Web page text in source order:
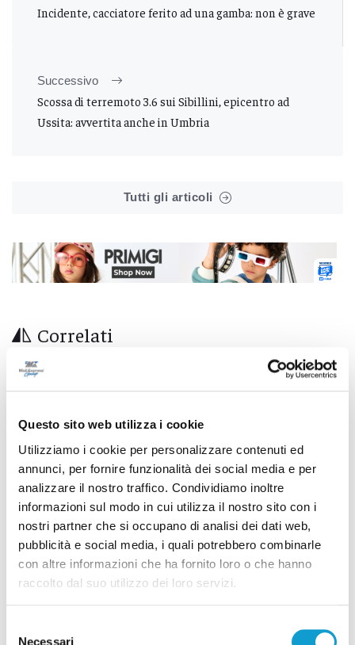
Questo sito web utilizza i cookie
Utilizziamo i cookie per personalizzare contenuti ed
annunci, per fornire funzionalità dei social media e per
analizzare il nostro traffico. Condividiamo inoltre
informazioni sul modo in cui utilizza il nostro sito con i
nostri partner che si occupano di analisi dei dati web,
pubblicità e social media, i quali potrebbero combinarle
con altre informazioni che ha fornito loro o che hanno
raccolto dal suo utilizzo dei loro servizi.
Necessari
Incidente, cacciatore ferito ad una gamba: non è grave
Successivo
Scossa di terremoto 3.6 sui Sibillini, epicentro ad
Ussita: avvertita anche in Umbria
Tutti gli articoli
Correlati